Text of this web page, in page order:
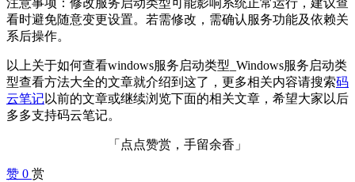
注意事项：修改服务启动类型可能影响系统正常运行，建议查
看时避免随意变更设置。若需修改，需确认服务功能及依赖关
系后操作。
以上关于如何查看windows服务启动类型_Windows服务启动类
型查看方法大全的文章就介绍到这了，更多相关内容请搜索码
云笔记以前的文章或继续浏览下面的相关文章，希望大家以后
多多支持码云笔记。
「点点赞赏，手留余香」
赞 0 赏